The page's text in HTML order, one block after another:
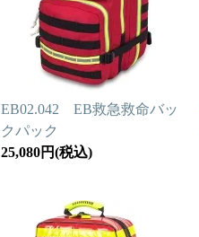
EB02.042 EB救急救命バッ
クパック
25,080円(税込)